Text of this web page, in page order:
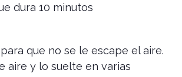
dura 10 minutos
que no se le escape el aire.
aire y lo suelte en varias